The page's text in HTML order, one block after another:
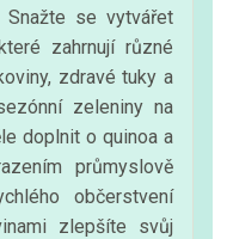
Snažte se vytvářet
zahrnují různé
zdravé tuky a
zeleniny na
doplnit o quinoa a
průmyslově
občerstvení
zlepšíte svůj